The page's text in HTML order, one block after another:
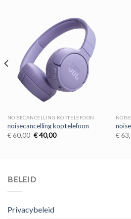
NOISECANCELLING KOPTELEFOON
noisecancelling koptelefoon
€60,00 Oorspronkelijke
€40,00Huidige
€
BELEID
Privacybeleid